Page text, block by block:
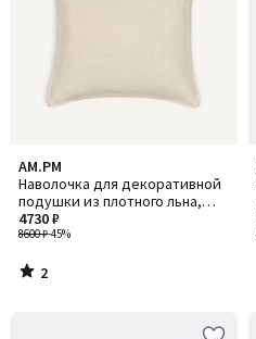
AM.PM
Наволочка для декоративной
подушки из плотного льна,
Boreo / Борео
8600 ₽-45%
4730 ₽
2
/
5
2
/